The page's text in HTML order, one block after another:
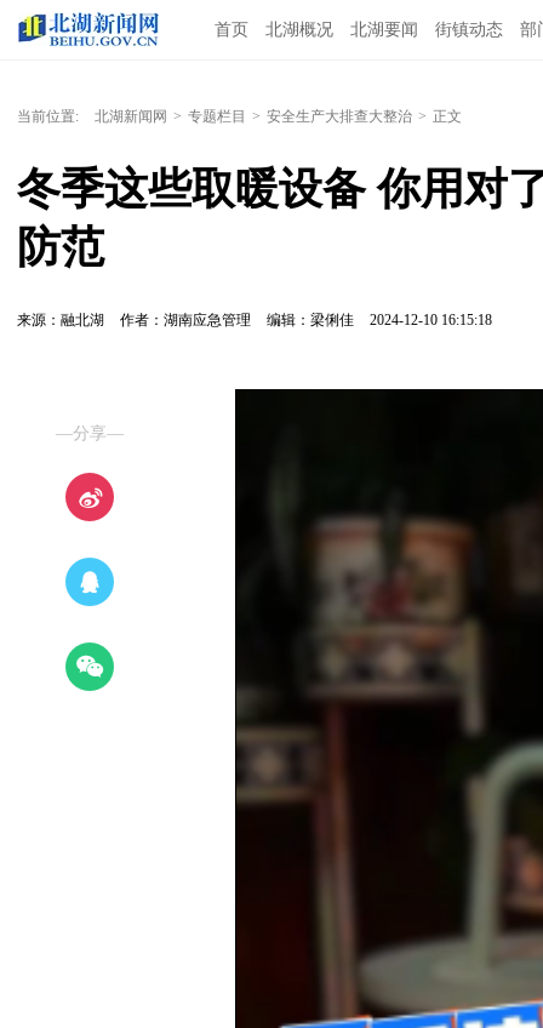
首页 北湖概况 北湖要闻 街镇动态 部
当前位置: 北湖新闻网 > 专题栏目 > 安全生产大排查大整治 > 正文
冬季这些取暖设备 你用对
防范
来源：融北湖 作者：湖南应急管理 编辑：梁俐佳 2024-12-10 16:15:18
—分享—